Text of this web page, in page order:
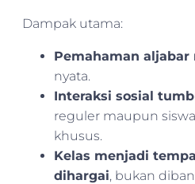
Dampak utama:
Pemahaman
nyata.
Interaksi sosial
reguler maupun
khusus.
Kelas menjadi
dihargai, bukan